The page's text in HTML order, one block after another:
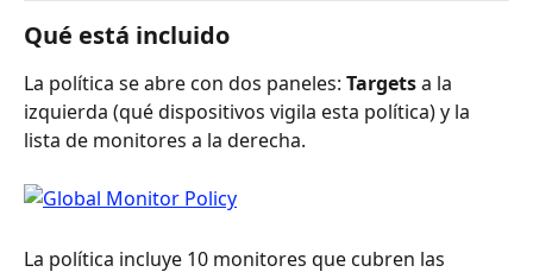
Qué está incluido
La política se abre con dos paneles: Targets a la
izquierda (qué dispositivos vigila esta política) y la
lista de monitores a la derecha.
La política incluye 10 monitores que cubren las